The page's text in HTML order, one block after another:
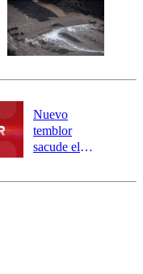
la DMC para
este viernes
Nuevo
temblor
sacude el
revisa la